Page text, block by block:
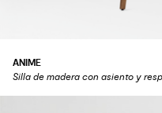
ANIME
Silla de madera con asiento y